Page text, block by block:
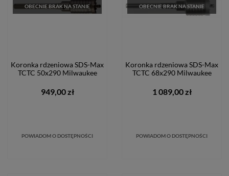
OBECNIE BRAK NA STANIE
Koronka rdzeniowa SDS-Max
TCTC 50x290 Milwaukee
949,00 zł
POWIADOM O DOSTĘPNOŚCI
OBECNIE BRAK NA STANIE
Koronka rdzeniowa SDS-Max
TCTC 68x290 Milwaukee
1 089,00 zł
POWIADOM O DOSTĘPNOŚCI